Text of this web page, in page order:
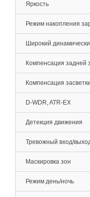
Яркость
Режим накопления
Широкий
Компенсация задней
Компенсация
D-WDR, ATR-EX
Детекция движения
Тревожный вход/
Маскировка зон
Режим день/ночь